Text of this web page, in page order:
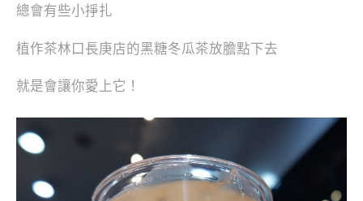
總會有些小掙扎
植作茶林口長庚店的黑糖冬瓜茶放膽點下去
就是會讓你愛上它！